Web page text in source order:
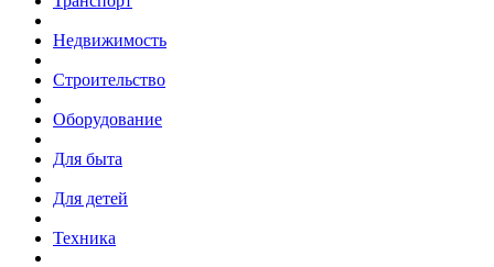
Недвижимость
Строительство
Оборудование
Для быта
Для детей
Техника